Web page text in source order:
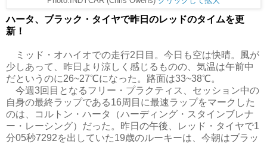
ハータ、ブラック・タイヤで昨日のレッドのタイムを更
新！
ミッド・オハイオでの走行2日目。今日も空は快晴。風が
少しあって、昨日より涼しく感じるものの、気温は午前中
だというのに26~27℃になった。路面は33~38℃。
今週3回目となるフリー・プラクティス、セッション中の
自身の最終ラップである16周目に最速ラップをマークした
のは、コルトン・ハータ（ハーディング・スタインブレナ
ー・レーシング）だった。昨日の午後、レッド・タイヤで1
分05秒7292を出していた19歳のルーキーは、今朝はブラッ